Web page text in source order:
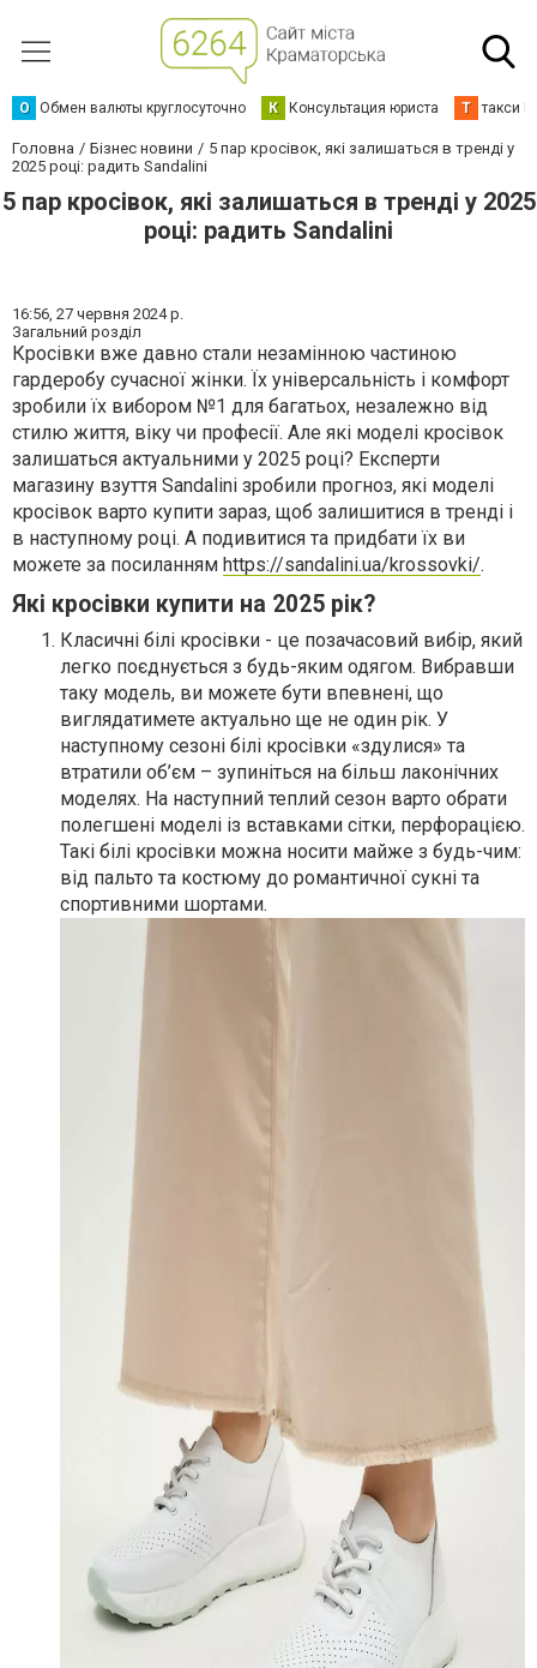
О Обмен валюты круглосуточно К Консультация юриста Т такси
Головна Бізнес новини
5 пар кросівок, які залишаться в тренді у
2025 році: радить Sandalini
5 пар кросівок, які залишаться в тренді у 2025
році: радить Sandalini
16:56, 27 червня 2024 р.
Загальний розділ
Кросівки вже давно стали незамінною частиною
гардеробу сучасної жінки. Їх універсальність і комфорт
зробили їх вибором №1 для багатьох, незалежно від
стилю життя, віку чи професії. Але які моделі кросівок
залишаться актуальними у 2025 році? Експерти
магазину взуття Sandalini зробили прогноз, які моделі
кросівок варто купити зараз, щоб залишитися в тренді і
в наступному році. А подивитися та придбати їх ви
можете за посиланням https://sandalini.ua/krossovki/.
Які кросівки купити на 2025 рік?
Класичні білі кросівки - це позачасовий вибір, який
легко поєднується з будь-яким одягом. Вибравши
таку модель, ви можете бути впевнені, що
виглядатимете актуально ще не один рік. У
наступному сезоні білі кросівки «здулися» та
втратили об’єм – зупиніться на більш лаконічних
моделях. На наступний теплий сезон варто обрати
полегшені моделі із вставками сітки, перфорацією.
Такі білі кросівки можна носити майже з будь-чим:
від пальто та костюму до романтичної сукні та
спортивними шортами.